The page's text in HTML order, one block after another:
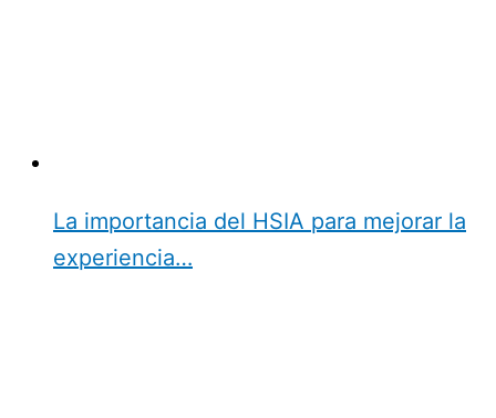
La importancia del HSIA para mejorar la
experiencia…